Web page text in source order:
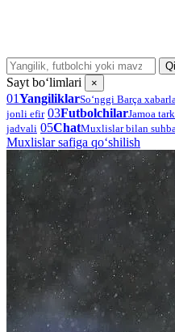
Sayt bo‘limlari ×
01YangiliklarSo‘nggi Barça
jonli efir 03FutbolchilarJamoa
jadvali 05ChatMuxlislar bilan
Muxlislar safiga qo‘shilish